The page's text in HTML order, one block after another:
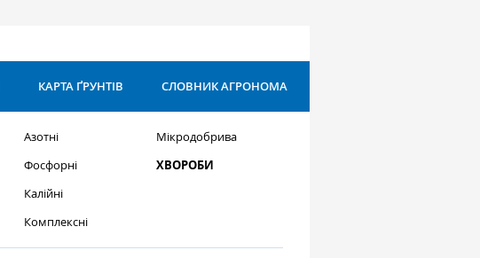
КАРТА ҐРУНТІВ СЛОВНИК АГРОНОМА
Азотні
Фосфорні
Калійні
Комплексні
Мікродобрива
ХВОРОБИ